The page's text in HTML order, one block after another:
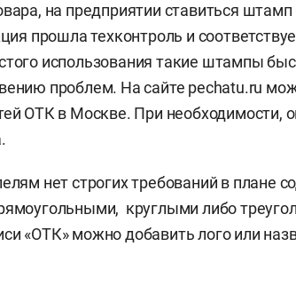
на предприятии ставиться
прошла техконтроль и
использования такие штампы
проблем. На сайте pechatu.ru
ОТК в Москве. При необходимости,
нет строгих требований в плане
круглыми либо
«ОТК» можно добавить лого или